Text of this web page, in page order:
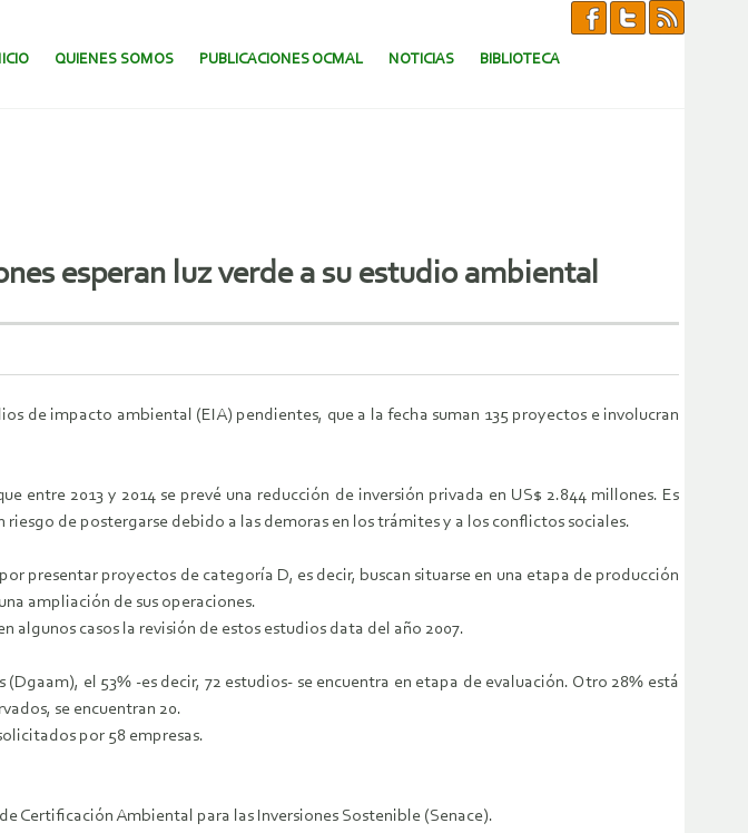
AL CONTENIDO.
QUIENES SOMOS PUBLICACIONES OCMAL NOTICIAS BIBLIOTECA
esperan luz verde a su estudio ambiental
de impacto ambiental (EIA) pendientes, que a la fecha suman 135 proyectos e involucran
entre 2013 y 2014 se prevé una reducción de inversión privada en US$ 2.844 millones. Es
de postergarse debido a las demoras en los trámites y a los conflictos sociales.
presentar proyectos de categoría D, es decir, buscan situarse en una etapa de producción
ampliación de sus operaciones.
algunos casos la revisión de estos estudios data del año 2007.
el 53% -es decir, 72 estudios- se encuentra en etapa de evaluación. Otro 28% está
se encuentran 20.
por 58 empresas.
Certificación Ambiental para las Inversiones Sostenible (Senace).